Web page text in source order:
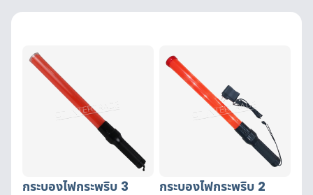
กระบองไฟกระพริบ 3
กระบองไฟกระพริบ 2